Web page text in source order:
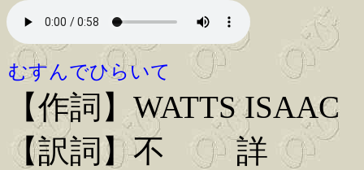
むすんでひらいて
【作詞】WATTS ISAAC
【訳詞】不 詳